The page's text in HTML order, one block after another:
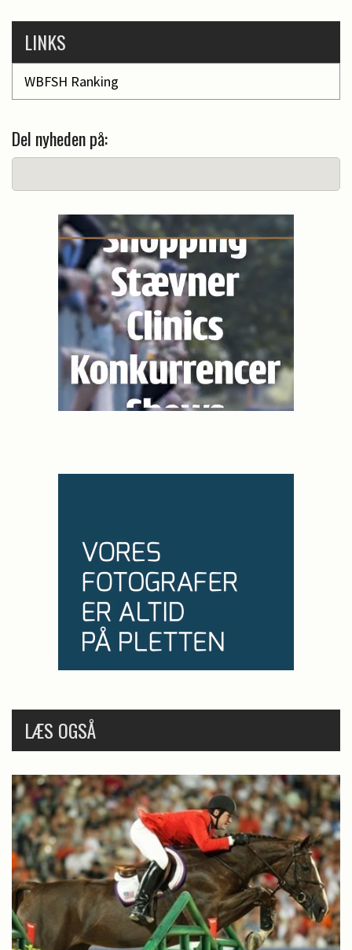
LINKS
WBFSH Ranking
Del nyheden på:
LÆS OGSÅ